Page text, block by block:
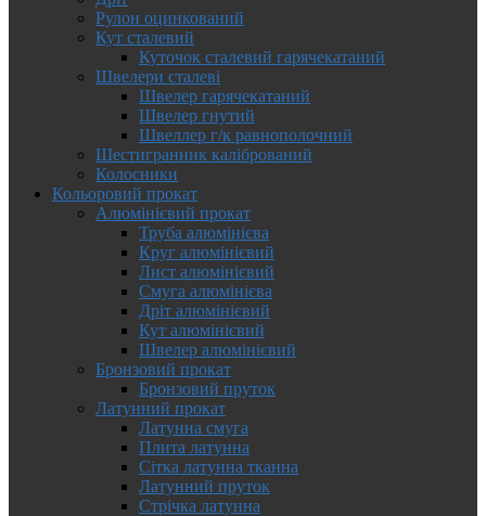
Рулон оцинкований
Кут сталевий
Куточок сталевий гарячекатаний
Швелери сталеві
Швелер гарячекатаний
Швелер гнутий
Швеллер г/к равнополочний
Шестигранник калібрований
Колосники
Кольоровий прокат
Алюмінієвий прокат
Труба алюмінієва
Круг алюмінієвий
Лист алюмінієвий
Смуга алюмінієва
Дріт алюмінієвий
Кут алюмінієвий
Швелер алюмінієвий
Бронзовий прокат
Бронзовий пруток
Латунний прокат
Латунна смуга
Плита латунна
Сітка латунна тканна
Латунний пруток
Стрічка латунна